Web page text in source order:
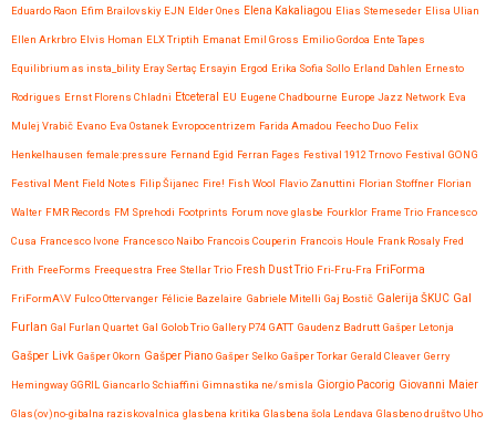
Eduardo Raon Efim Brailovskiy EJN Elder Ones Elena Kakaliagou Elias Stemeseder Elisa Ulian
Ellen Arkrbro Elvis Homan ELX Triptih Emanat Emil Gross Emilio Gordoa Ente Tapes
Equilibrium as insta_bility Eray Sertaç Ersayin Ergod Erika Sofia Sollo Erland Dahlen Ernesto
Rodrigues Ernst Florens Chladni Etceteral EU Eugene Chadbourne Europe Jazz Network Eva
Mulej Vrabič Evano Eva Ostanek Evropocentrizem Farida Amadou Feecho Duo Felix
Henkelhausen female:pressure Fernand Egid Ferran Fages Festival 1912 Trnovo Festival GONG
Festival Ment Field Notes Filip Šijanec Fire! Fish Wool Flavio Zanuttini Florian Stoffner Florian
Walter FMR Records FM Sprehodi Footprints Forum nove glasbe Fourklor Frame Trio Francesco
Cusa Francesco Ivone Francesco Naibo Francois Couperin Francois Houle Frank Rosaly Fred
Frith FreeForms Freequestra Free Stellar Trio Fresh Dust Trio Fri-Fru-Fra FriForma
FriFormA\V Fulco Ottervanger Félicie Bazelaire Gabriele Mitelli Gaj Bostič Galerija ŠKUC Gal
Furlan Gal Furlan Quartet Gal Golob Trio Gallery P74 GATT Gaudenz Badrutt Gašper Letonja
Gašper Livk Gašper Okorn Gašper Piano Gašper Selko Gašper Torkar Gerald Cleaver Gerry
Hemingway GGRIL Giancarlo Schiaffini Gimnastika ne/smisla Giorgio Pacorig Giovanni Maier
Glas(ov)no-gibalna raziskovalnica glasbena kritika Glasbena šola Lendava Glasbeno društvo Uho